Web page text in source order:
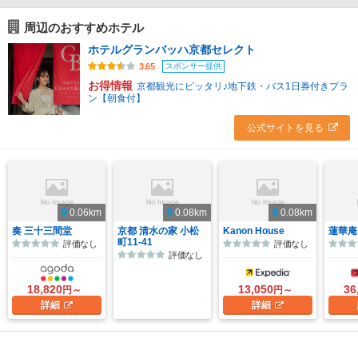
周辺のおすすめホテル
ホテルグランバッハ京都セレクト
3.65 スポンサー提供
お得情報 京都観光にピッタリ♪地下鉄・バス1日券付きプラ
ン【朝食付】
公式サイトを見る
0.06km
奏 三十三間堂
評価なし
18,820円～
詳細
0.08km
京都 清水の家 小松
町11-41
評価なし
0.08km
Kanon House
評価なし
13,050円～
詳細
蓮華庵